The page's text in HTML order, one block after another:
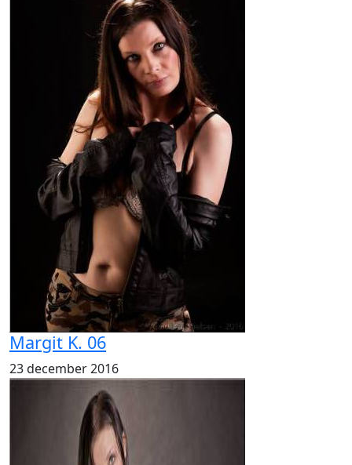
Margit K. 06
23 december 2016